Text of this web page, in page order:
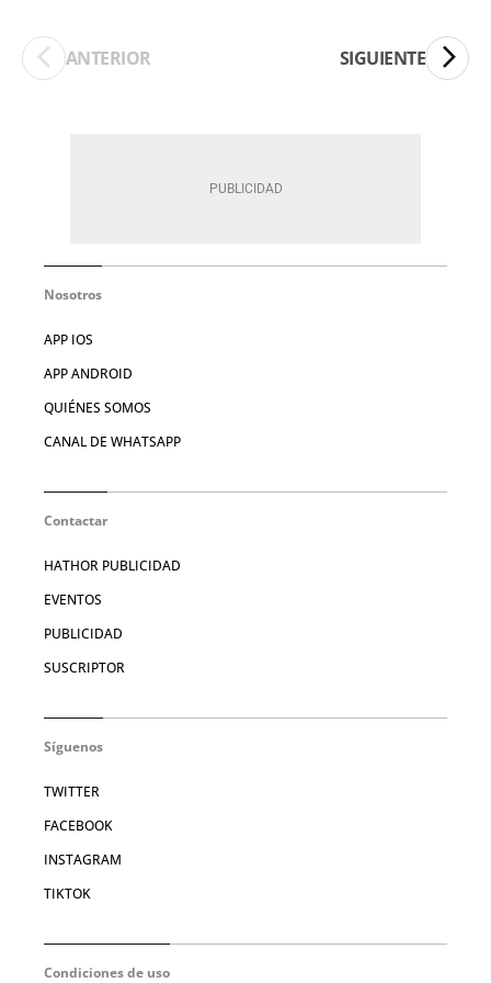
ANTERIOR SIGUIENTE
Nosotros
APP IOS
APP ANDROID
QUIÉNES SOMOS
CANAL DE WHATSAPP
Contactar
HATHOR PUBLICIDAD
EVENTOS
PUBLICIDAD
SUSCRIPTOR
Síguenos
TWITTER
FACEBOOK
INSTAGRAM
TIKTOK
Condiciones de uso